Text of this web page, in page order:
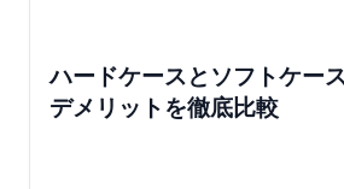
ハードケースとソフトケー
デメリットを徹底比較